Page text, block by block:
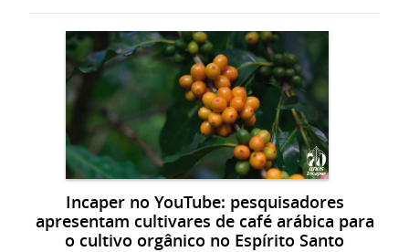
Incaper no YouTube: pesquisadores
apresentam cultivares de café arábica para
o cultivo orgânico no Espírito Santo